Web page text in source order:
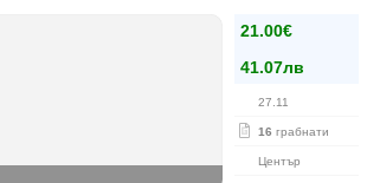
21.00€
41.07лв
27.11
16 грабнати
Център